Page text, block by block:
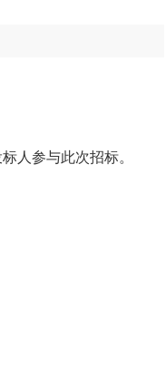
人参与此次招标。